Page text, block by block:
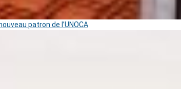
patron de l’UNOCA